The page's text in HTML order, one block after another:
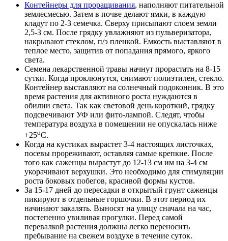
Контейнеры для проращивания, наполняют питательной
землесмесью. Затем в почве делают ямки, в каждую
кладут по 2-3 семечка. Сверху присыпают слоем земли
2,5-3 см. После грядку увлажняют из пульверизатора,
накрывают стеклом, п/э пленкой. Емкость выставляют в
теплое место, защитив от попадания прямого, яркого
света.
Семена лекарственной травы начнут прорастать на 8-15
сутки. Когда проклюнутся, снимают полиэтилен, стекло.
Контейнер выставляют на солнечный подоконник. В это
время растения для активного роста нуждаются в
обилии света. Так как световой день короткий, грядку
подсвечивают УФ или фито-лампой. Следят, чтобы
температура воздуха в помещении не опускалась ниже
+25оС.
Когда на кустиках вырастет 3-4 настоящих листочках,
посевы прореживают, оставляя самые крепкие. После
того как саженцы вырастут до 12-13 см им на 3-4 см
укорачивают верхушки. Это необходимо для стимуляции
роста боковых побегов, красивой формы кустов.
За 15-17 дней до пересадки в открытый грунт саженцы
пикируют в отдельные горшочки. В этот период их
начинают закалять. Выносят на улицу сначала на час,
постепенно увиливая прогулки. Перед самой
перевалкой растения должны легко переносить
пребывание на свежем воздухе в течение суток.